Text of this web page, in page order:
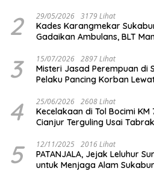
2 29/05/2026 3179 Lihat
Kades Karangmekar
Gadaikan Ambulans, BLT
3 15/07/2026 2897 Lihat
Misteri Jasad Perempuan di
Pelaku Pancing Korban
4 25/06/2026 2608 Lihat
Kecelakaan di Tol Bocimi KM
Cianjur Terguling Usai
5 12/11/2025 2016 Lihat
PATANJALA, Jejak Leluhur
untuk Menjaga Alam